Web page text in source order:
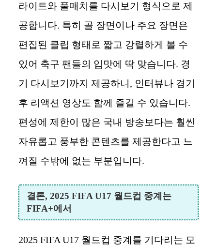
라이트와 풀매치를 다시보기 형식으로 제
공합니다. 특히 골 장면이나 주요 장면은
편집된 클립 형태로 짧고 강렬하게 볼 수
있어 축구 팬들의 입맛에 딱 맞습니다. 경
기 다시보기까지 제공하니, 인터뷰나 경기
후 리액션 영상도 함께 즐길 수 있습니다.
편성에 제한이 많은 국내 방송보다는 훨씬
자유롭고 풍부한 콘텐츠를 제공한다고 느
껴질 수밖에 없는 부분입니다.
결론, 2025 FIFA U17 월드컵 중계는
FIFA+에서
2025 FIFA U17 월드컵 중계를 기다리는 모